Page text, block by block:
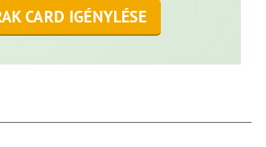
CARD IGÉNYLÉSE